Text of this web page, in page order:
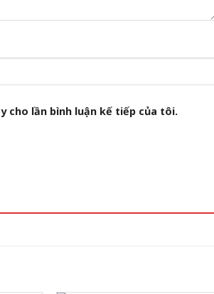
cho lần bình luận kế tiếp của tôi.